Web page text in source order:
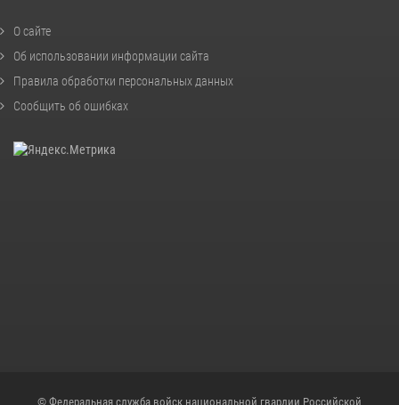
О сайте
Об использовании информации сайта
Правила обработки персональных данных
Сообщить об ошибках
© Федеральная служба войск национальной гвардии Российской